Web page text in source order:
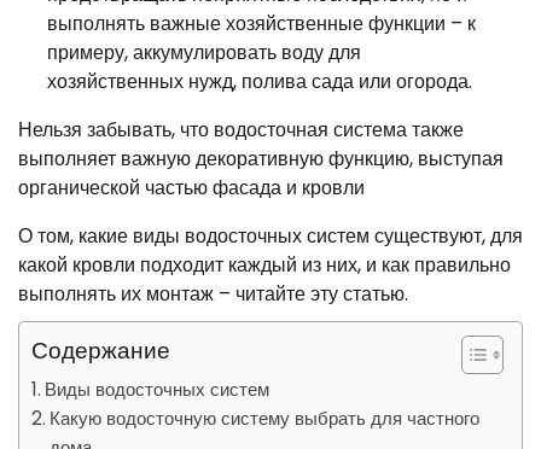
выполнять важные хозяйственные функции – к
примеру, аккумулировать воду для
хозяйственных нужд, полива сада или огорода.
Нельзя забывать, что водосточная система также
выполняет важную декоративную функцию, выступая
органической частью фасада и кровли
О том, какие виды водосточных систем существуют, для
какой кровли подходит каждый из них, и как правильно
выполнять их монтаж – читайте эту статью.
Содержание
Виды водосточных систем
Какую водосточную систему выбрать для частного